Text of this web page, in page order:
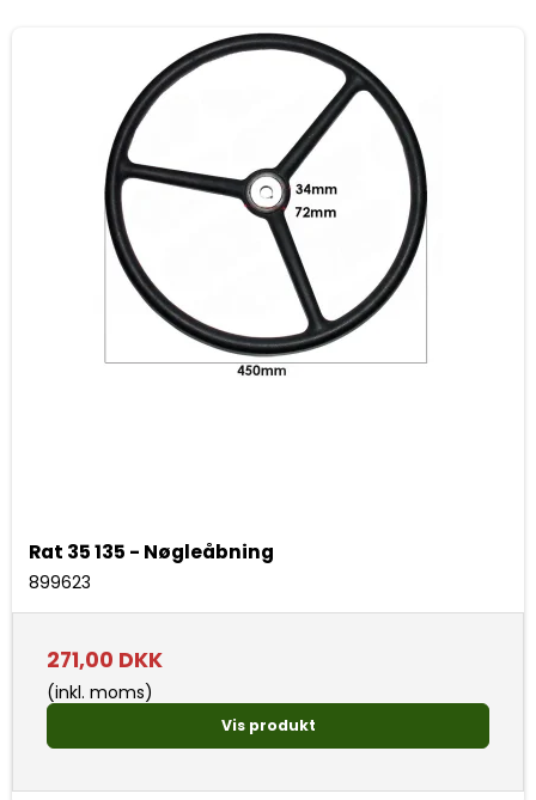
Rat 35 135 - Nøgleåbning
899623
271,00 DKK
(inkl. moms)
Vis produkt